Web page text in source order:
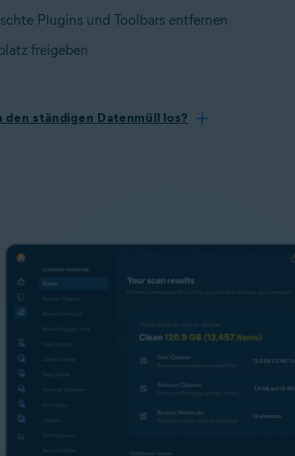
Plugins und Toolbars entfernen
freigeben
den ständigen Datenmüll los?